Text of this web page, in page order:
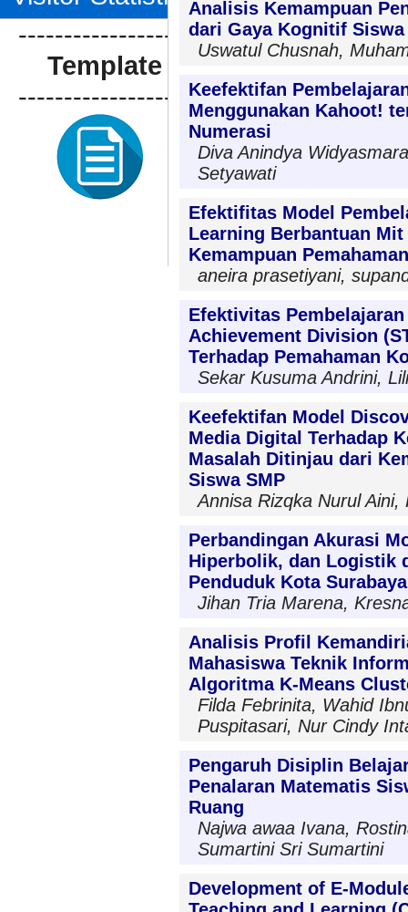
--------------------------------
Template Artikel
--------------------------------
Analisis Kemampuan
dari Gaya Kognitif Siswa
Uswatul Chusnah,
Keefektifan
Menggunakan Kahoot!
Numerasi
Diva Anindya
Setyawati
Efektifitas Model
Learning Berbantuan
Kemampuan
aneira prasetiyani,
Efektivitas
Achievement Division
Terhadap Pemahaman
Sekar Kusuma Andrini,
Keefektifan Model
Media Digital Terhadap
Masalah Ditinjau dari
Siswa SMP
Annisa Rizqka Nurul
Perbandingan Akurasi
Hiperbolik, dan Logistik
Penduduk Kota Surabaya
Jihan Tria Marena,
Analisis Profil
Mahasiswa Teknik
Algoritma K-Means
Filda Febrinita, Wahid
Puspitasari, Nur Cindy
Pengaruh Disiplin
Penalaran Matematis
Ruang
Najwa awaa Ivana,
Sumartini Sri Sumartini
Development of E-